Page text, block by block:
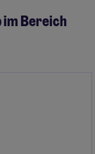
im Bereich